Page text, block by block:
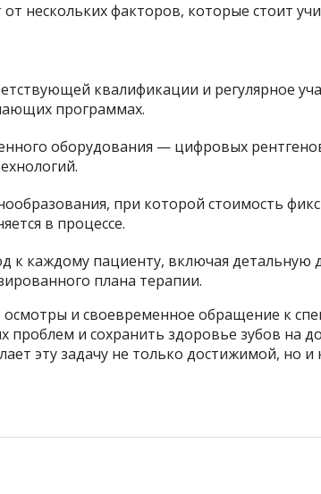
от нескольких факторов, которые стоит
квалификации и регулярное
программах.
оборудования — цифровых
при которой стоимость
в процессе.
к каждому пациенту, включая детальную
плана терапии.
осмотры и своевременное обращение к
проблем и сохранить здоровье зубов на
эту задачу не только достижимой, но